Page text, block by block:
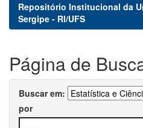
Repositório Institucional da
Sergipe - RI/UFS
Página de
Buscar em:
por